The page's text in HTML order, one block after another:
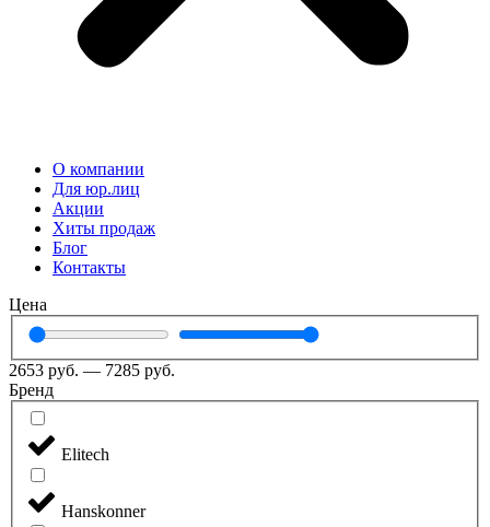
О компании
Для юр.лиц
Акции
Хиты продаж
Блог
Контакты
Цена
2653 руб. — 7285 руб.
Бренд
Elitech
Hanskonner